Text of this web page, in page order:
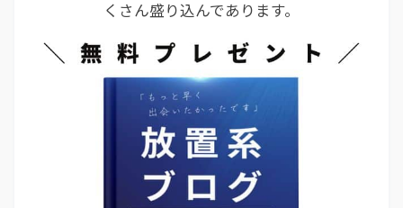
くさん盛り込んであります。